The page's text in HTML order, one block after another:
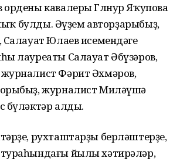
кавалеры Гөлнур Яҡупова
булды. Әүҙем авторҙарыбыҙ,
Юлаев исемендәге
лауреаты Салауат Әбүзәров,
Фәрит Әхмәров,
журналист Миләүшә
бүләктәр алды.
рухташ­тарҙы берләштерҙе,
йылы хәтирәләр,